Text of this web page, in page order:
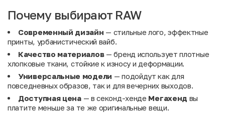
Почему выбирают RAW
Современный дизайн — стильные лого, эффектные
принты, урбанистический вайб.
Качество материалов— бренд использует плотные
хлопковые ткани, стойкие к износу и деформации.
Универсальные модели — подойдут как для
повседневных образов, так и для вечерних выходов.
Доступная цена— в секонд-хенде Мегахенд вы
платите меньше за те же оригинальные вещи.